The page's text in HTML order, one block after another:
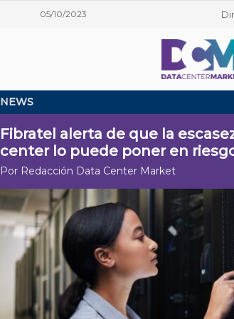
05/10/2023
NEWS
Fibratel alerta de que la
center lo puede poner en
Por Redacción Data Center Market